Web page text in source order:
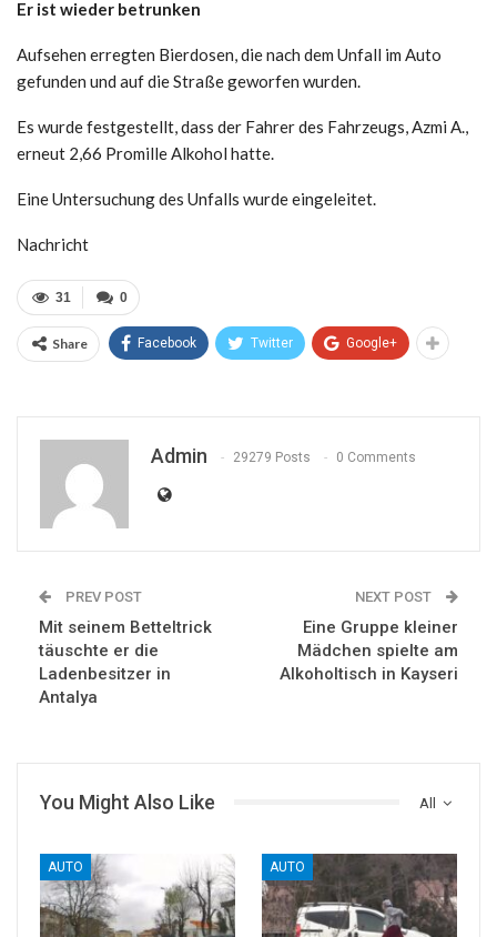
Er ist wieder betrunken
Aufsehen erregten Bierdosen, die nach dem Unfall im Auto
gefunden und auf die Straße geworfen wurden.
Es wurde festgestellt, dass der Fahrer des Fahrzeugs, Azmi A.,
erneut 2,66 Promille Alkohol hatte.
Eine Untersuchung des Unfalls wurde eingeleitet.
Nachricht
0
31
Share Facebook Twitter Google+
Admin 29279 Posts 0 Comments
PREV POST
Mit seinem Betteltrick
täuschte er die
Ladenbesitzer in
Antalya
NEXT POST
Eine Gruppe kleiner
Mädchen spielte am
Alkoholtisch in Kayseri
All
You Might Also Like
AUTO AUTO